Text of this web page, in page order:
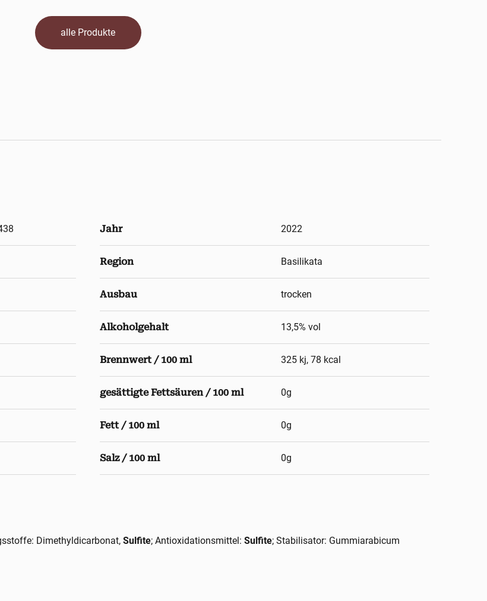
alle Produkte
Jahr 2022
Region Basilikata
Ausbau trocken
Alkoholgehalt 13,5% vol
Brennwert / 100 ml 325 kj, 78 kcal
gesättigte Fettsäuren / 100 ml 0g
Fett / 100 ml 0g
Salz / 100 ml 0g
Dimethyldicarbonat, Sulfite; Antioxidationsmittel: Sulfite; Stabilisator: Gummiarabicum